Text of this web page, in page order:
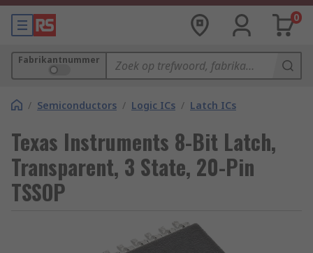
0
Fabrikantnummer
/ Semiconductors / Logic ICs / Latch ICs
Texas Instruments 8-Bit Latch,
Transparent, 3 State, 20-Pin
TSSOP